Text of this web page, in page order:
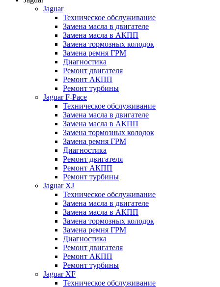
Jaguar
Техническое обслуживание
Замена масла в двигателе
Замена масла в АКПП
Замена тормозных колодок
Замена ремня ГРМ
Диагностика
Ремонт двигателя
Ремонт АКПП
Ремонт турбины
Jaguar F-Pace
Техническое обслуживание
Замена масла в двигателе
Замена масла в АКПП
Замена тормозных колодок
Замена ремня ГРМ
Диагностика
Ремонт двигателя
Ремонт АКПП
Ремонт турбины
Jaguar XJ
Техническое обслуживание
Замена масла в двигателе
Замена масла в АКПП
Замена тормозных колодок
Замена ремня ГРМ
Диагностика
Ремонт двигателя
Ремонт АКПП
Ремонт турбины
Jaguar XF
Техническое обслуживание